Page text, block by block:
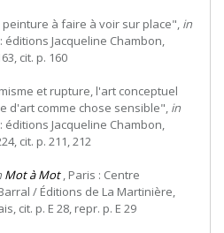
à faire à voir sur place", in
éditions Jacqueline Chambon,
cit. p. 160
et rupture, l'art conceptuel
d'art comme chose sensible", in
éditions Jacqueline Chambon,
cit. p. 211, 212
Mot à Mot, Paris : Centre
/ Éditions de La Martinière,
cit. p. E 28, repr. p. E 29